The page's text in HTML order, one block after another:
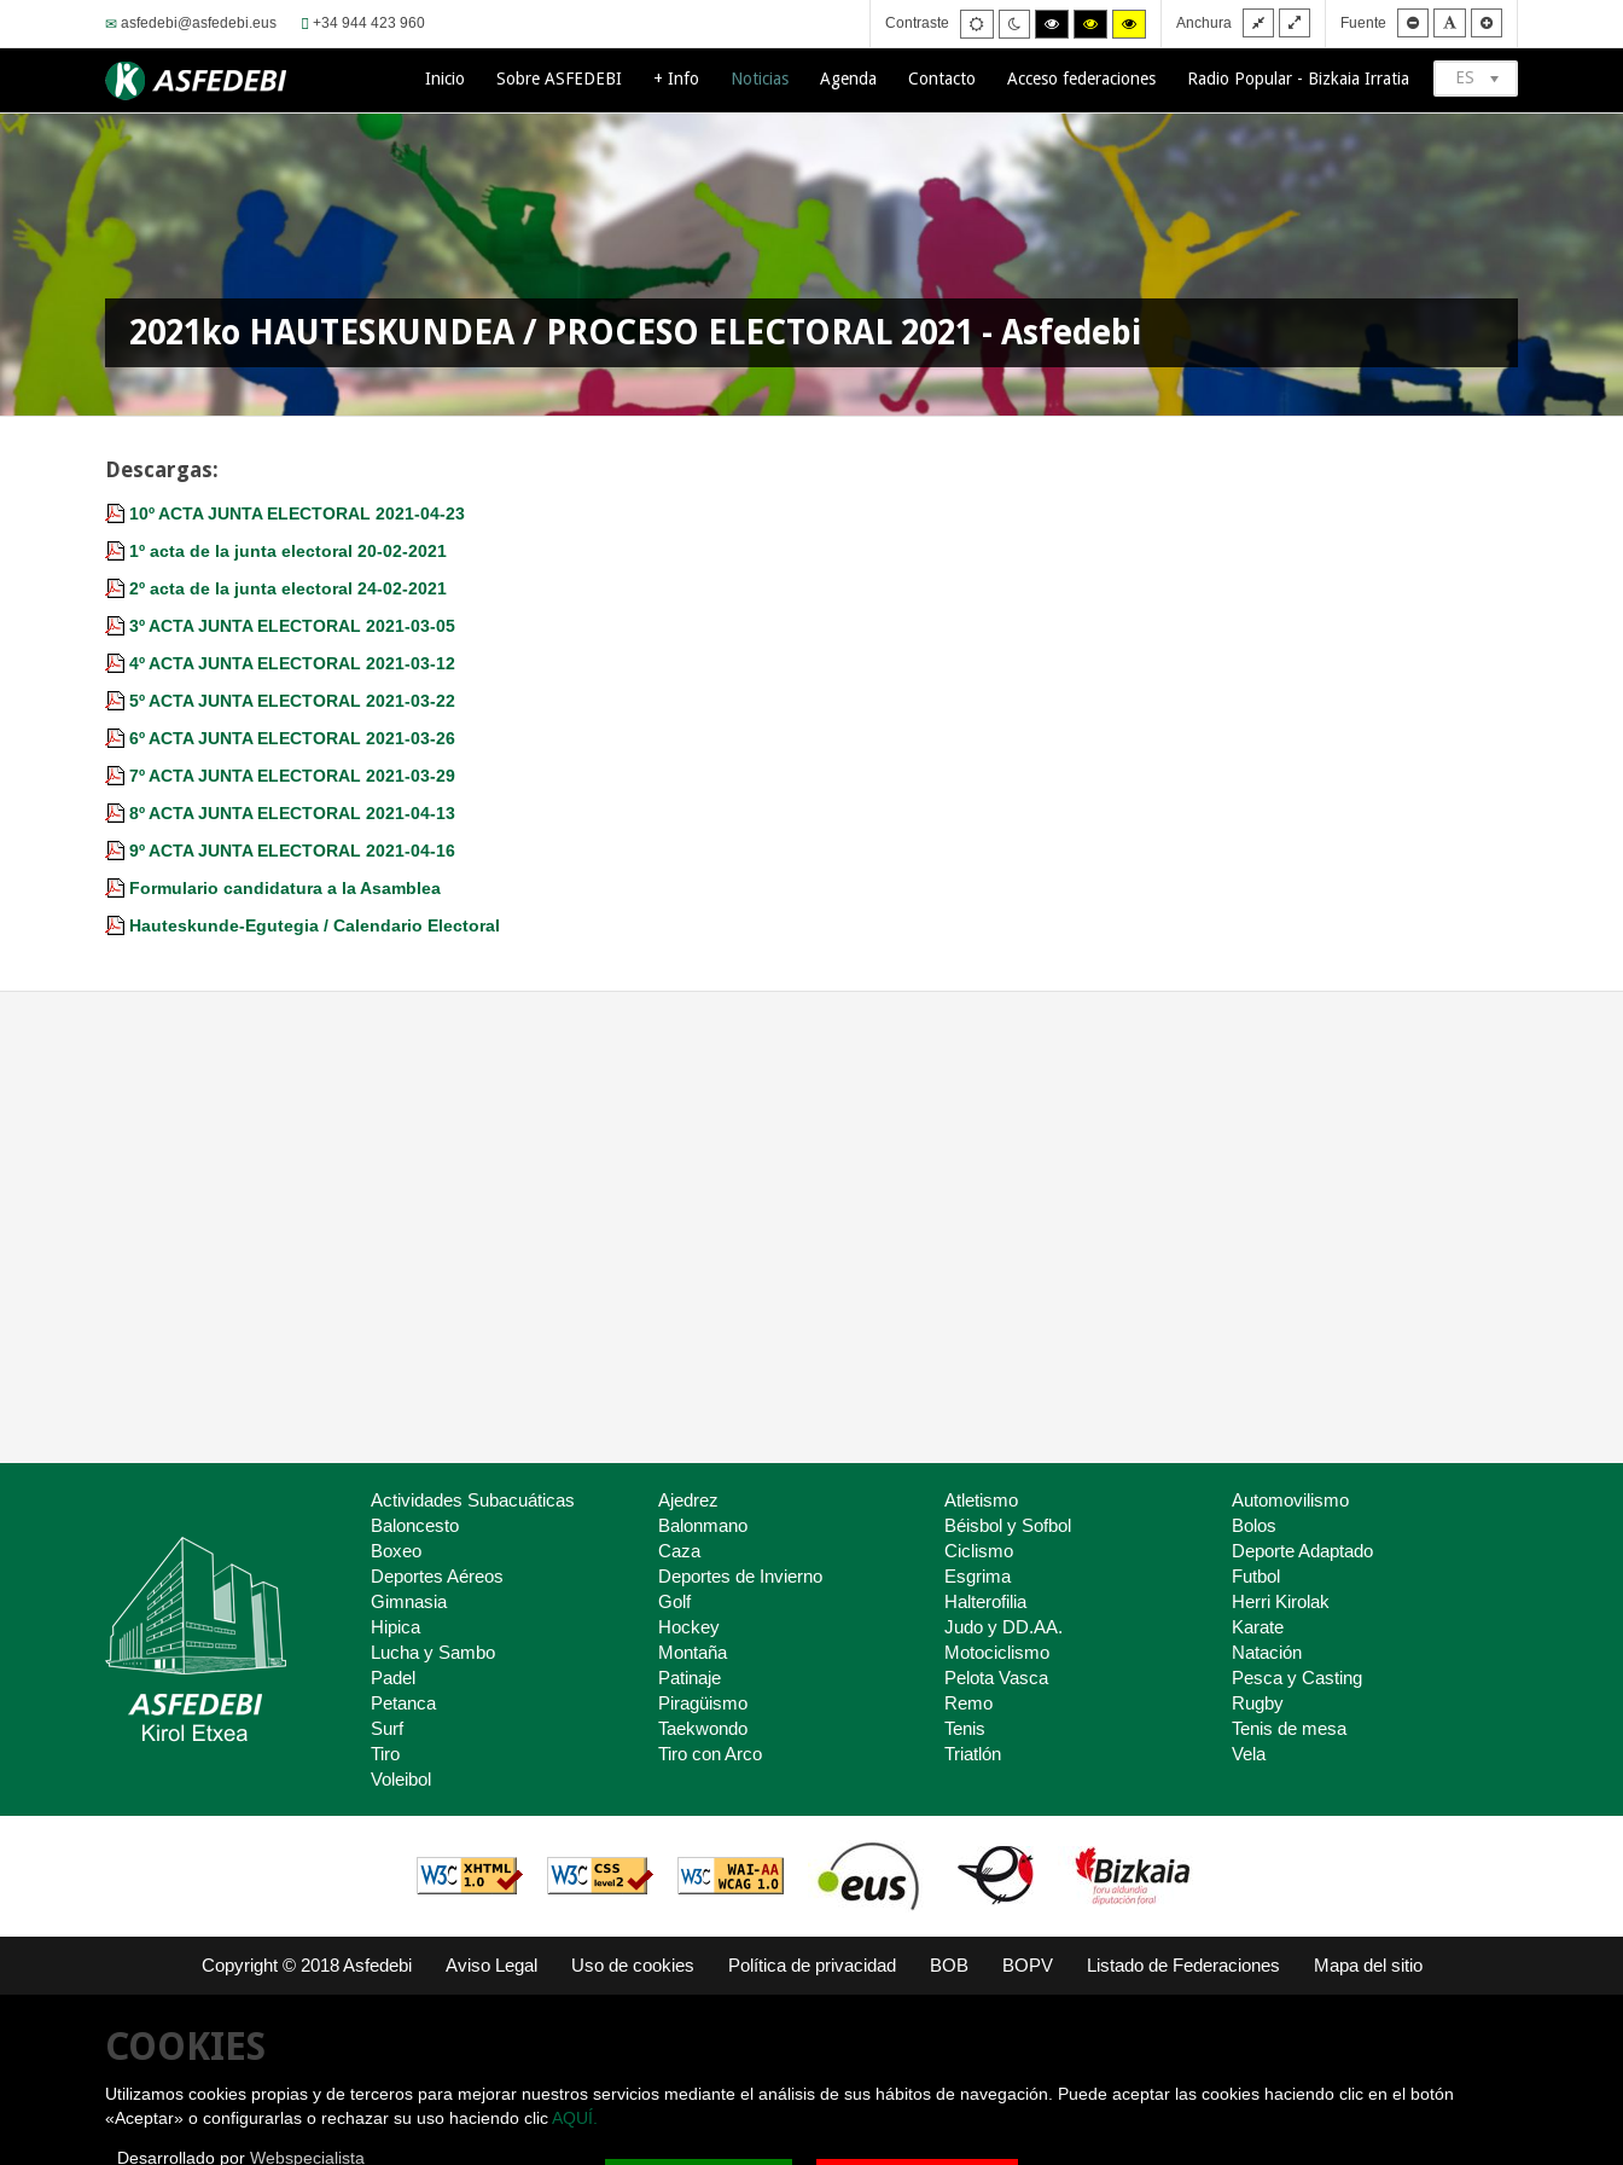
asfedebi@asfedebi.eus +34 944 423 960 Contraste
Default
mode
Night
mode
High
contrast
black/white
High
contrast
black/yellow
High
contrast
yellow/black
Anchura
Fixed
layout
Wide
layoutFuente
Smaller
font
Default
font
ES
Inicio Sobre ASFEDEBI + Info Noticias Agenda Contacto Acceso federaciones Radio Popular - Bizkaia Irratia
2021ko HAUTESKUNDEA / PROCESO ELECTORAL 2021 - Asfedebi
Descargas:
10º ACTA JUNTA ELECTORAL 2021-04-23
1º acta de la junta electoral 20-02-2021
2º acta de la junta electoral 24-02-2021
3º ACTA JUNTA ELECTORAL 2021-03-05
4º ACTA JUNTA ELECTORAL 2021-03-12
5º ACTA JUNTA ELECTORAL 2021-03-22
6º ACTA JUNTA ELECTORAL 2021-03-26
7º ACTA JUNTA ELECTORAL 2021-03-29
8º ACTA JUNTA ELECTORAL 2021-04-13
9º ACTA JUNTA ELECTORAL 2021-04-16
Formulario candidatura a la Asamblea
Hauteskunde-Egutegia / Calendario Electoral
Deporte Escolar
Claves del deporte Escolar para
padres y madres.
Actividades Subacuáticas Ajedrez Atletismo
Automovilismo
Baloncesto
Balonmano Béisbol y Sofbol
Bolos
Boxeo
Caza Ciclismo
Deporte Adaptado
Deportes Aéreos
Deportes de Invierno Esgrima
Futbol
Gimnasia
Golf Halterofilia
Herri Kirolak
Hipica
Hockey Judo y DD.AA.
Karate
Lucha y Sambo
Montaña Motociclismo
Natación
Padel
Patinaje Pelota Vasca
Pesca y Casting
Petanca
Piragüismo Remo
Rugby
Surf
Taekwondo Tenis
Tenis de mesa
Tiro
Tiro con Arco Triatlón
Vela
Voleibol
Copyright © 2018 Asfedebi Aviso Legal Uso de cookies Política de privacidad BOB BOPV Listado de Federaciones Mapa del sitio
COOKIES
Utilizamos cookies propias y de terceros para mejorar nuestros servicios mediante el análisis de sus hábitos de navegación. Puede aceptar las cookies haciendo clic en el botón
«Aceptar» o configurarlas o rechazar su uso haciendo clicAQUÍ.
Desarrollado por Webspecialista